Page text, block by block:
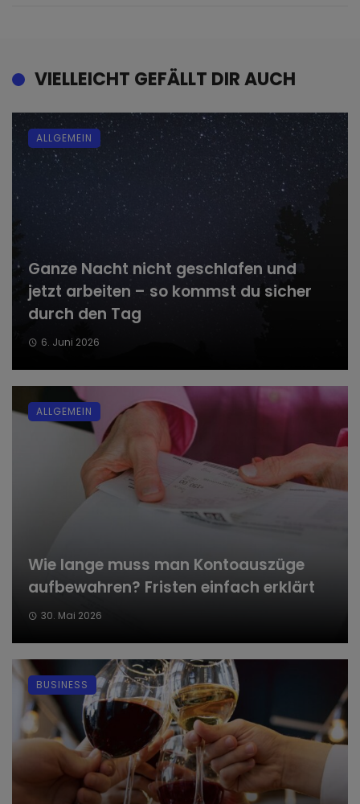
VIELLEICHT GEFÄLLT DIR AUCH
Ganze Nacht nicht geschlafen und
jetzt arbeiten – so kommst du sicher
durch den Tag
6. Juni 2026
ALLGEMEIN
Wie lange muss man Kontoauszüge
aufbewahren? Fristen einfach erklärt
30. Mai 2026
ALLGEMEIN
BUSINESS